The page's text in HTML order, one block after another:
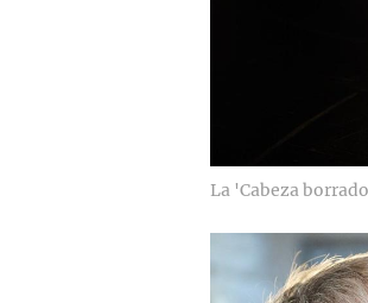
La 'Cabeza